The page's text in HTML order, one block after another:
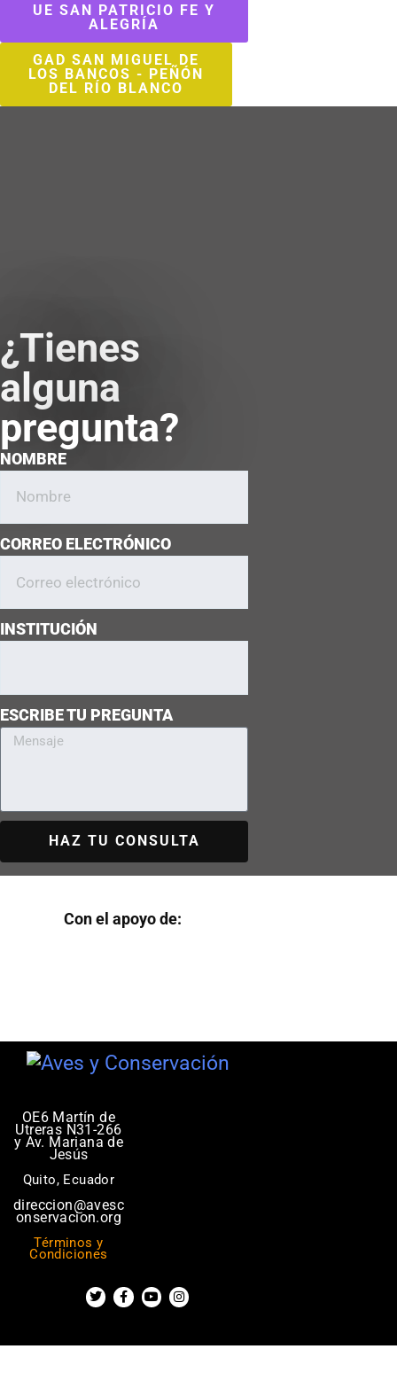
UE SAN PATRICIO FE Y
ALEGRÍA
GAD SAN MIGUEL DE
LOS BANCOS - PEÑÓN
DEL RÍO BLANCO
¿Tienes
alguna
pregunta?
NOMBRE
CORREO ELECTRÓNICO
INSTITUCIÓN
ESCRIBE TU PREGUNTA
HAZ TU CONSULTA
Con el apoyo de:
OE6 Martín de
Utreras N31-266
y Av. Mariana de
Jesús
Quito, Ecuador
direccion@avesc
onservacion.org
Términos y
Condiciones